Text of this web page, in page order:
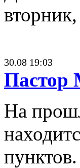
30.08 19:03
Пастор
На
пунктов.